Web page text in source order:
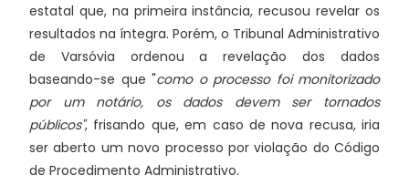
estatal que, na primeira instância, recusou revelar os
resultados na íntegra. Porém, o Tribunal Administrativo
de Varsóvia ordenou a revelação dos dados
baseando-se que "como o processo foi monitorizado
por um notário, os dados devem ser tornados
públicos", frisando que, em caso de nova recusa, iria
ser aberto um novo processo por violação do Código
de Procedimento Administrativo.